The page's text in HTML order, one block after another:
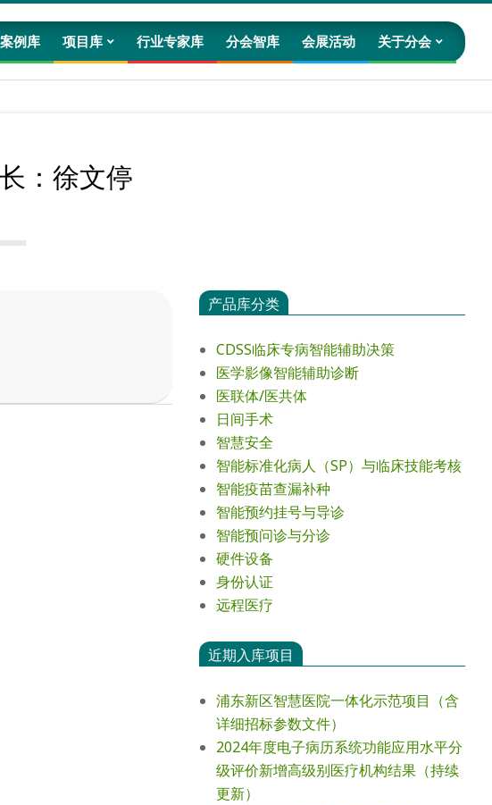
案例库 项目库 行业专家库 分会智库 会展活动 关于分会
：徐文停
产品库分类
CDSS临床专病智能辅助决策
医学影像智能辅助诊断
医联体/医共体
日间手术
智慧安全
智能标准化病人（SP）与临床技能考核
智能疫苗查漏补种
智能预约挂号与导诊
智能预问诊与分诊
硬件设备
身份认证
远程医疗
近期入库项目
浦东新区智慧医院一体化示范项目（含
详细招标参数文件）
2024年度电⼦病历系统功能应⽤⽔平分
级评价新增⾼级别医疗机构结果（持续
更新）